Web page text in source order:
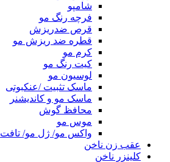
شامپو
فرچه رنگ مو
قرص ضدریزش
قطره ضد ریزش مو
کرم مو
کیت رنگ مو
لوسیون مو
ماسک تثبیت /عنکبوتی
ماسک مو و کاندیشنر
محافظ گوش
موس مو
واکس مو/ ژل مو/ تافت
عقب زن ناخن
کلینزر ناخن